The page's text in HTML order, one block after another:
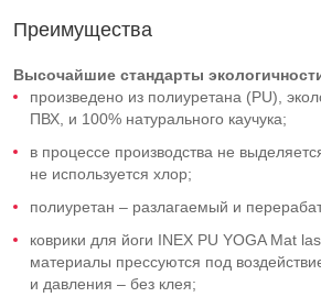
Преимущества
Высочайшие стандарты
произведено из полиуретана (PU),
ПВХ, и 100% натурального каучука;
в процессе производства не
не используется хлор;
полиуретан – разлагаемый и
коврики для йоги INEX PU YOGA Mat
материалы прессуются под
и давления – без клея;